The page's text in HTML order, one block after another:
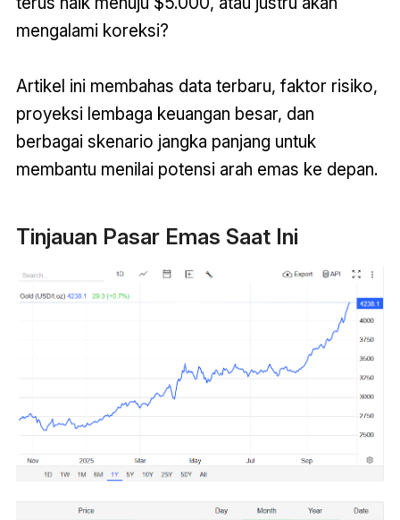
mengalami koreksi?
Artikel ini membahas data terbaru, faktor risiko,
proyeksi lembaga keuangan besar, dan
berbagai skenario jangka panjang untuk
membantu menilai potensi arah emas ke depan.
Tinjauan Pasar Emas Saat Ini